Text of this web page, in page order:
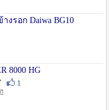
รอก Daiwa BG10
8000 HG
1